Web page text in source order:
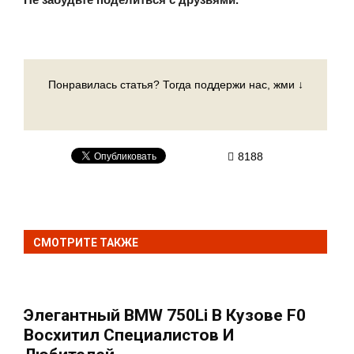
Понравилась статья? Тогда поддержи нас, жми ↓
8188
СМОТРИТЕ ТАКЖЕ
Элегантный BMW 750Li В Кузове F0
Восхитил Специалистов И